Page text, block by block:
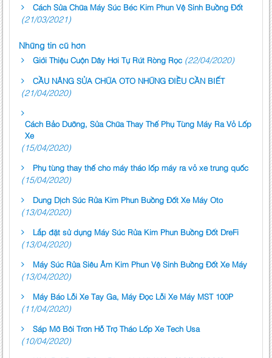
Cách Sửa Chữa Máy Súc Béc Kim Phun Vệ Sinh Buồng Đốt
(21/03/2021)
Những tin cũ hơn
Giới Thiệu Cuộn Dây Hơi Tự Rút Ròng Rọc (22/04/2020)
CẦU NÂNG SỬA CHỮA OTO NHỮNG ĐIỀU CẦN BIẾT
(21/04/2020)
Cách Bảo Dưỡng, Sửa Chữa Thay Thế Phụ Tùng Máy Ra Vỏ Lốp
Xe
(15/04/2020)
Phụ tùng thay thế cho máy tháo lốp máy ra vỏ xe trung quốc
(15/04/2020)
Dung Dịch Súc Rửa Kim Phun Buồng Đốt Xe Máy Oto
(13/04/2020)
Lắp đặt sử dụng Máy Súc Rửa Kim Phun Buồng Đốt DreFi
(13/04/2020)
Máy Súc Rửa Siêu Âm Kim Phun Vệ Sinh Buồng Đốt Xe Máy
(13/04/2020)
Máy Báo Lỗi Xe Tay Ga, Máy Đọc Lỗi Xe Máy MST 100P
(11/04/2020)
Sáp Mỡ Bôi Trơn Hỗ Trợ Tháo Lốp Xe Tech Usa
(10/04/2020)